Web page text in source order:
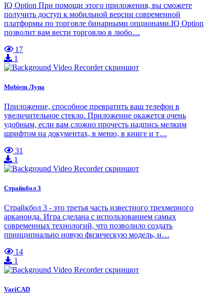
IQ Option При помощи этого приложения, вы сможете
получить доступ к мобильной версии современной
платформы по торговле бинарными опционами.IQ Option
позволит вам вести торговлю в любо…
17
1
Mobiem Лупа
Приложение, способное превратить ваш телефон в
увеличительное стекло. Приложение окажется очень
удобным, если вам сложно прочесть надпись мелким
шрифтом на документах, в меню, в книге и т…
31
1
Страйкбол 3
Страйкбол 3 - это третья часть известного трехмерного
арканоида. Игра сделана с использованием самых
современных технологий, что позволило создать
принципиально новую физическую модель, и…
14
1
VariCAD